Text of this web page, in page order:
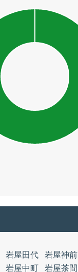
岩屋田代
岩屋神前
岩屋中町 岩屋茶間